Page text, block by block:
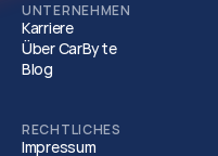
UNTERNEHMEN
Karriere
Über CarByte
Blog
RECHTLICHES
Impressum